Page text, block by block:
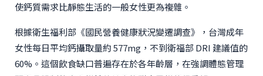
使鈣質需求比靜態生活的一般女性更為複雜。
根據衛生福利部《國民營養健康狀況變遷調查》，台灣成年
女性每日平均鈣攝取量約 577mg，不到衛福部 DRI 建議值的
60%。這個飲食缺口普遍存在於各年齡層，在強調體態管理